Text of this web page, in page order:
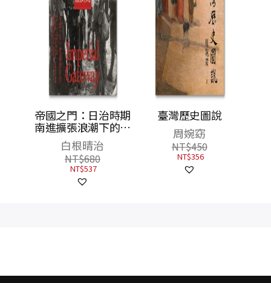
帝國之門：日治時期
南進擴張浪潮下的臺
灣人
白根晴治
NT$680
NT$537
臺灣歷史圖說
周婉窈
NT$450
NT$356